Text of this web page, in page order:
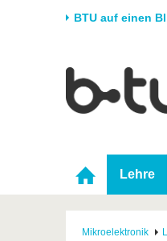
BTU auf einen
Universität
Karriere & Engagement
Partnerschaften &
Strukturwandel
Lehre
Mikroelektronik